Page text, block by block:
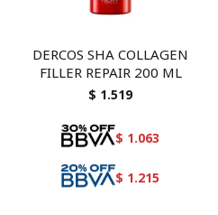
DERCOS SHA COLLAGEN
FILLER REPAIR 200 ML
$ 1.519
$ 1.063
$ 1.215